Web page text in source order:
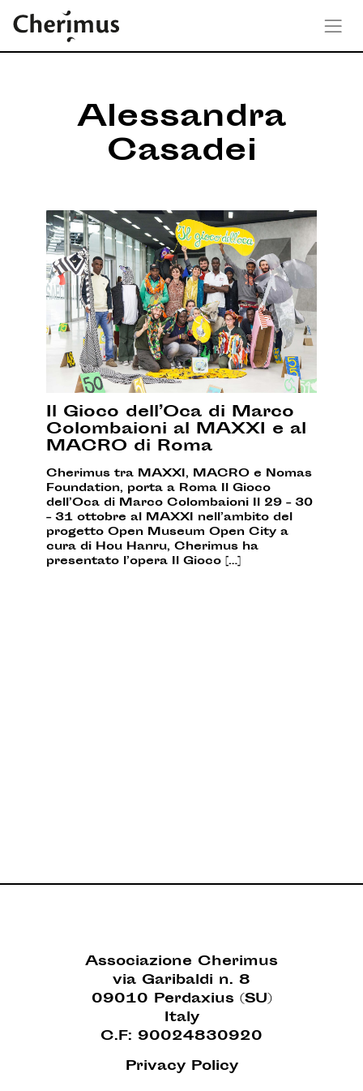
Alessandra
Casadei
Il Gioco dell’Oca di Marco
Colombaioni al MAXXI e al
MACRO di Roma
Cherimus tra MAXXI, MACRO e Nomas
Foundation, porta a Roma Il Gioco
dell’Oca di Marco Colombaioni Il 29 – 30
– 31 ottobre al MAXXI nell’ambito del
progetto Open Museum Open City a
cura di Hou Hanru, Cherimus ha
presentato l’opera Il Gioco […]
Associazione Cherimus
via Garibaldi n. 8
09010 Perdaxius (SU)
Italy
C.F: 90024830920
Privacy Policy